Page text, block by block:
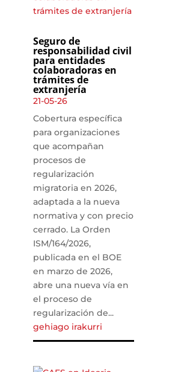
Seguro de
responsabilidad civil
para entidades
colaboradoras en
trámites de
extranjería
21-05-26
Cobertura específica
para organizaciones
que acompañan
procesos de
regularización
migratoria en 2026,
adaptada a la nueva
normativa y con precio
cerrado. La Orden
ISM/164/2026,
publicada en el BOE
en marzo de 2026,
abre una nueva vía en
el proceso de
regularización de...
gehiago irakurri